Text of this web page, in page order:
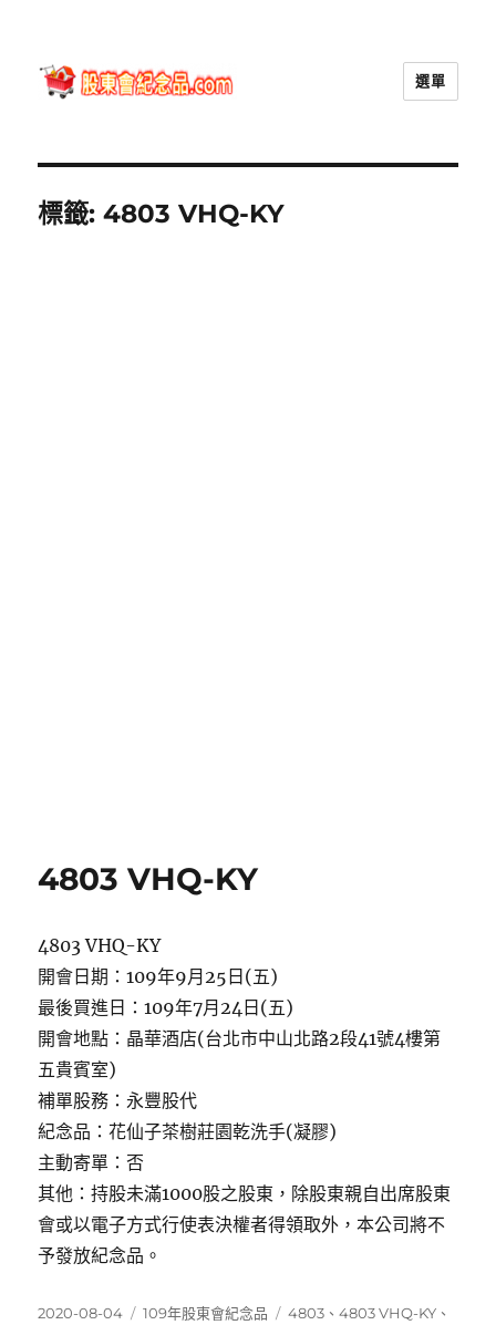
選單
標籤:4803 VHQ-KY
4803 VHQ-KY
4803 VHQ-KY
開會日期：109年9月25日(五)
最後買進日：109年7月24日(五)
開會地點：晶華酒店(台北市中山北路2段41號4樓第
五貴賓室)
補單股務：永豐股代
紀念品：花仙子茶樹莊園乾洗手(凝膠)
主動寄單：否
其他：持股未滿1000股之股東，除股東親自出席股東
會或以電子方式行使表決權者得領取外，本公司將不
予發放紀念品。
發
2020-08-04
分
109年股東會紀念品
標
4803 、4803 VHQ-KY 、